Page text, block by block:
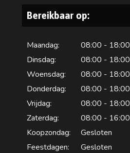
Bereikbaar op:
Maandag:
08:00 - 18:00
Dinsdag:
08:00 - 18:00
Woensdag:
08:00 - 18:00
Donderdag:
08:00 - 18:00
Vrijdag:
08:00 - 18:00
Zaterdag:
08:00 - 16:00
Koopzondag:
Gesloten
Feestdagen:
Gesloten